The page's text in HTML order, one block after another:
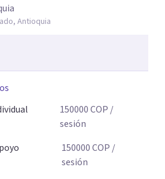
Antioquia
150000COP /
sesión
150000COP /
sesión